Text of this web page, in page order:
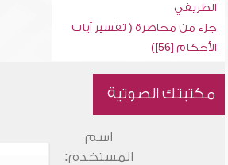
الطريفي
جزء من محاضرة ( تفسير آيات
الأحكام [56])
مكتبتك الصوتية
اسم
المستخدم: